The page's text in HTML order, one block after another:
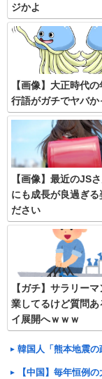
ジかよ
【画像】大正時代
行語がガチでヤバか
【画像】最近のJS
にも成長が良過ぎる
ださい
【ガチ】サラリー
業してるけど質問
イ展開へｗｗｗ
韓国人「熊本地震の
【中国】毎年恒例の大洪水、今